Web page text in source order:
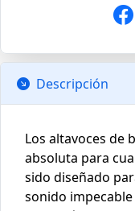
Descripción
Los altavoces de
absoluta para
sido diseñado
sonido